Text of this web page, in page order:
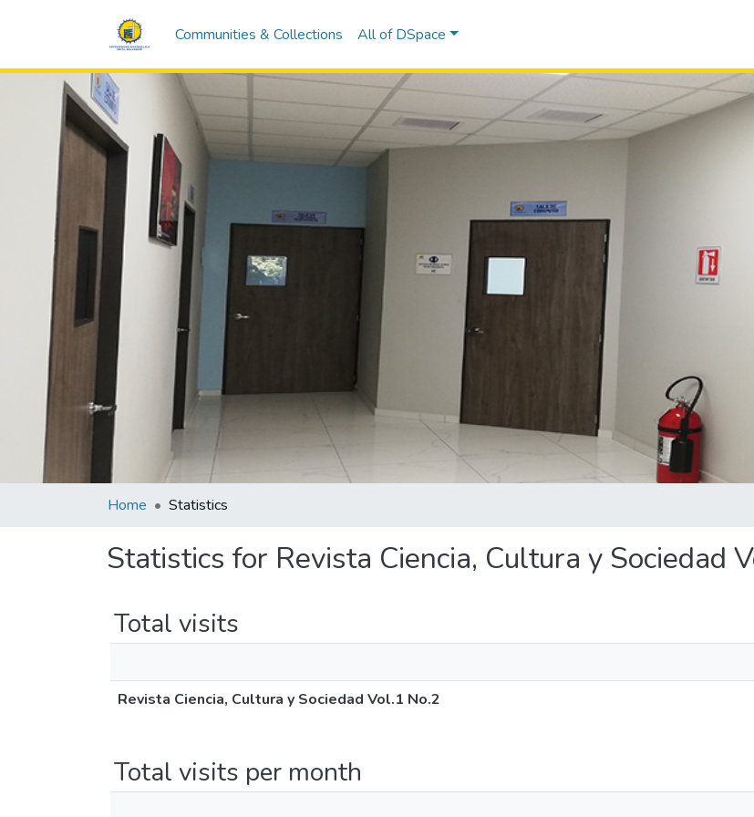
Communities & Collections All of DSpace
Home Statistics
Statistics for Revista Ciencia, Cultura y Sociedad
Total visits
Revista Ciencia, Cultura y Sociedad Vol.1 No.2
Total visits per month